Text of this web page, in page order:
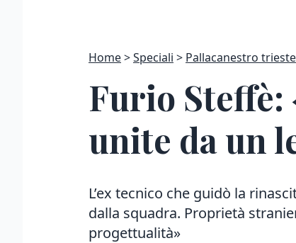
Home Speciali Pallacanestro trieste
Furio Steffè:
unite da un
L’ex tecnico che guidò la
dalla squadra. Proprietà
progettualità»